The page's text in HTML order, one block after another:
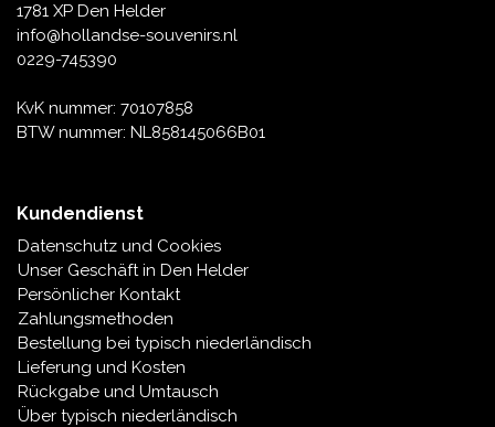
1781 XP Den Helder
info@hollandse-souvenirs.nl
0229-745390
KvK nummer: 70107858
BTW nummer: NL858145066B01
Kundendienst
Datenschutz und Cookies
Unser Geschäft in Den Helder
Persönlicher Kontakt
Zahlungsmethoden
Bestellung bei typisch niederländisch
Lieferung und Kosten
Rückgabe und Umtausch
Über typisch niederländisch